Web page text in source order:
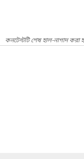
কনটেন্টটি শেষ হাল-নাগাদ